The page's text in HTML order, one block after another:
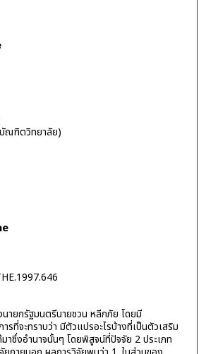
ณฑิตวิทยาลัย)
ายกรัฐมนตรีนายชวน หลีกภัย โดยมี
รที่จะทราบว่า มีตัวแปรอะไรบ้างที่เป็นตัวเสริม
าซึ่งอำนาจนั้นๆ โดยพิสูจน์ที่ปัจจัย 2 ประเภท